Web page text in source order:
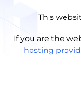
This
If you are the
hosting